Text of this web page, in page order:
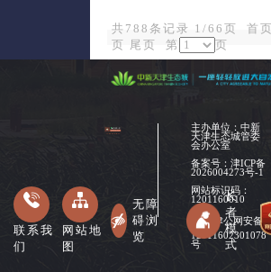
共788条记录 1/66页首页
页
尾页 第 页
主办单位：中新
天津生态城管委
会办公室
备案号： 津ICP备
2026004273号-1
网站标识码：
1201160010
津公网安备
12011602301078
号
联系我
们
网站地
图
无障
碍浏
览
长
者
模
式